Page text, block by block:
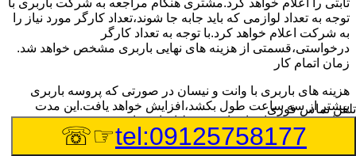
توجه به تعداد لوازمی که باید جابه جا شوند،تعداد کارگر مورد نیاز را
به شرکت اعلام خواهد کرد.با توجه به تعداد کارگر
درخواستی،قسمتی از هزینه های نهایی باربری مشخص خواهد شد.
زمان اتمام کار
هزینه های باربری با وانت و نیسان در صورتی که پروسه باربری
بیشتر از سه ساعت طول بکشد،افزایش خواهد یافت.این مدت
زمان به صورت استادندارد توسط اتحادیه باربری تعیین شده
است.عواملی مثل آب وهوا،ترافیک،شرایط جغرافیایی مبدا یا حجم
زیاد لوازم ممکن است باعث افزایش مدت زمان بارگیری و باربری
تلفن تماس فوری
tel:09125758177
☞☏